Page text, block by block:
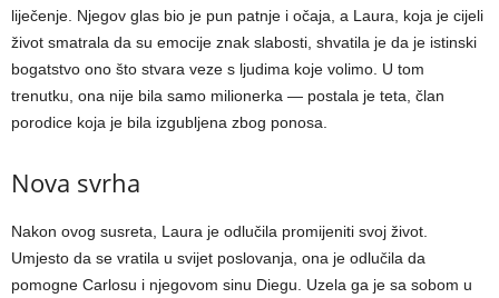
liječenje. Njegov glas bio je pun patnje i očaja, a Laura, koja je cijeli
život smatrala da su emocije znak slabosti, shvatila je da je istinski
bogatstvo ono što stvara veze s ljudima koje volimo. U tom
trenutku, ona nije bila samo milionerka — postala je teta, član
porodice koja je bila izgubljena zbog ponosa.
Nova svrha
Nakon ovog susreta, Laura je odlučila promijeniti svoj život.
Umjesto da se vratila u svijet poslovanja, ona je odlučila da
pomogne Carlosu i njegovom sinu Diegu. Uzela ga je sa sobom u